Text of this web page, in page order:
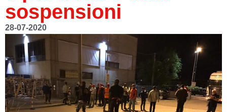
sospensioni
28-07-2020